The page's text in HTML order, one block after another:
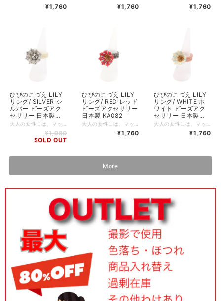
¥1,760 ¥1,760 ¥1,760
ひびのこづえ LILY
リング/ SILVER シ
ルバー ビーズアク
セサリー 日本製
KA081
¥1,980
SOLD OUT
ひびのこづえ LILY
リング/ RED レッド
ビーズアクセサリー
日本製 KA082
¥1,760
ひびのこづえ LILY
リング/ WHITE ホ
ワイト ビーズアク
セサリー 日本製
KA082
¥1,760
More